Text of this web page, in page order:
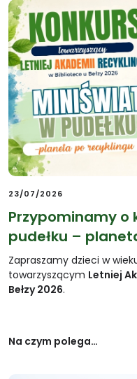
23/07/2026
Przypominamy o
pudełku –
Zapraszamy dzieci w
towarzyszącym Letniej
Bełzy 2026.
Na czym polega…